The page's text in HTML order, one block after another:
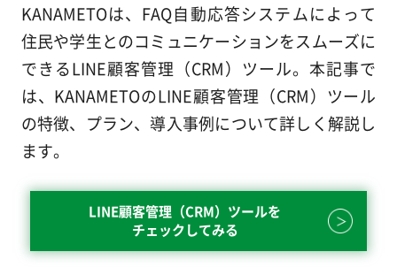
KANAMETOは、FAQ自動応答システムによって
住民や学生とのコミュニケーションをスムーズに
できるLINE顧客管理（CRM）ツール。本記事で
は、KANAMETOのLINE顧客管理（CRM）ツール
の特徴、プラン、導入事例について詳しく解説し
ます。
LINE顧客管理（CRM）ツールを
チェックしてみる